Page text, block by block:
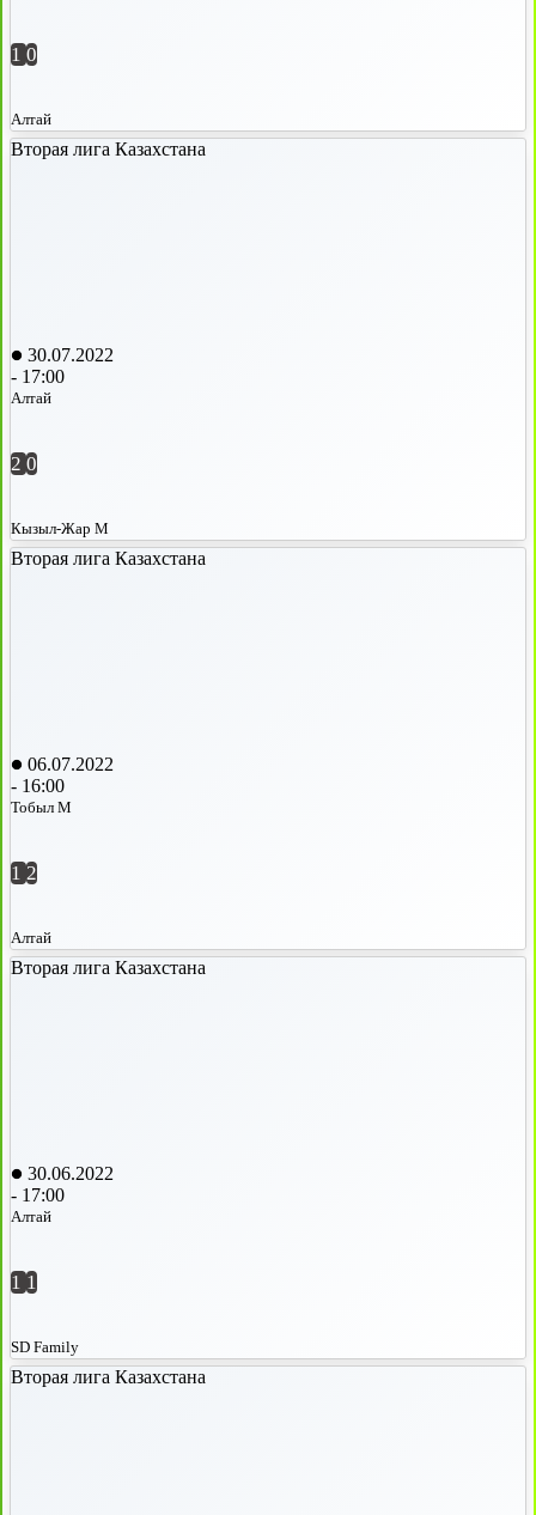
1 0
Алтай
Вторая лига Казахстана
30.07.2022
- 17:00
Алтай
2 0
Кызыл-Жар М
Вторая лига Казахстана
06.07.2022
- 16:00
Тобыл М
1 2
Алтай
Вторая лига Казахстана
30.06.2022
- 17:00
Алтай
1 1
SD Family
Вторая лига Казахстана